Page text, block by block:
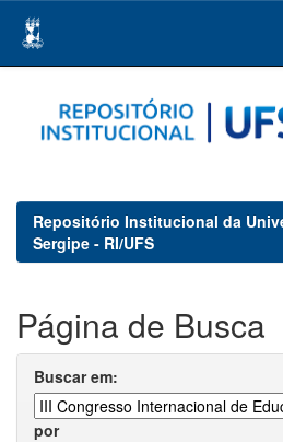
navigation
Repositório Institucional da
Sergipe - RI/UFS
Página de Busca
Buscar em:
por